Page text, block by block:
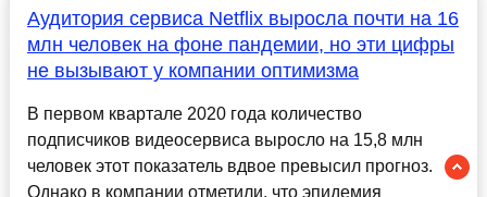
Аудитория сервиса Netflix выросла почти на 16
млн человек на фоне пандемии, но эти цифры
не вызывают у компании оптимизма
В первом квартале 2020 года количество
подписчиков видеосервиса выросло на 15,8 млн
человек этот показатель вдвое превысил прогноз.
Однако в компании отметили, что эпидемия